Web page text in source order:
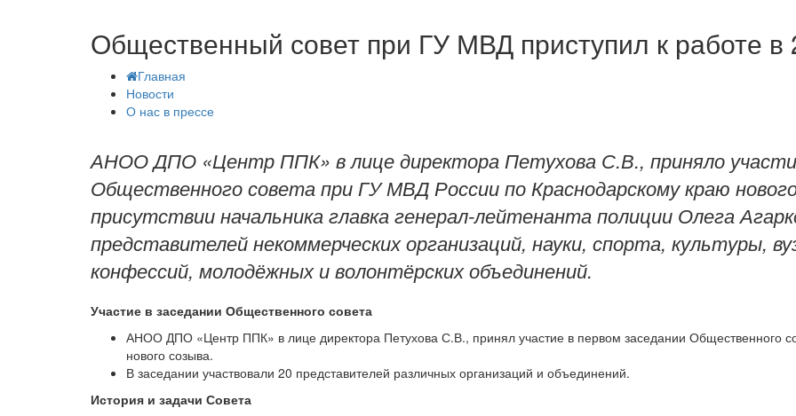
Общественный совет при ГУ МВД приступил к работе в
Главная
Новости
О нас в прессе
АНОО ДПО «Центр ППК» в лице директора Петухова С.В., приняло
Общественного совета при ГУ МВД России по Краснодарскому краю
присутствии начальника главка генерал-лейтенанта полиции Олега
представителей некоммерческих организаций, науки, спорта, культуры,
конфессий, молодёжных и волонтёрских объединений.
Участие в заседании Общественного совета
АНОО ДПО «Центр ППК» в лице директора Петухова С.В., принял участие в первом заседании Общественного
нового созыва.
В заседании участвовали 20 представителей различных организаций и объединений.
История и задачи Совета